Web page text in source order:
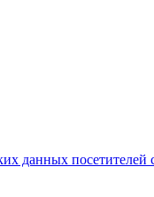
данных посетителей